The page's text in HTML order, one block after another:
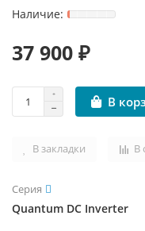
КРЫШНЫЕ
ПРЕЦИЗИОННЫЕ
ХОЛОДИЛЬНЫЕ
ЦЕНТРАЛЬНЫЕ
ТЕПЛЫЕ ПОЛЫ
ТЕРМОРЕГУЛЯТОРЫ
ЭЛЕКТРОКАМИНЫ
37 900 ₽
В
В закладки В
Серия
Quantum DC Inverter